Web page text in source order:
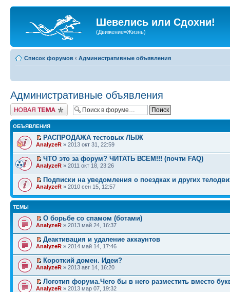
Шевелись или Сдохни!
(Движение=Жизнь)
Список форумов ‹ Административные объявления
Административные объявления
Начать новую тему
ОБЪЯВЛЕНИЯ
РАСПРОДАЖА тестовых ЛЫЖ
AnalyzeR » 2013 окт 31, 22:59
ЧТО это за форум? ЧИТАТЬ ВСЕМ!!! (почти FAQ)
AnalyzeR » 2011 окт 18, 23:26
Подписки на уведомления о поездках и других
AnalyzeR » 2010 сен 15, 12:57
ТЕМЫ
О борьбе со спамом (ботами)
AnalyzeR » 2013 май 24, 16:37
Деактивация и удаление аккаунтов
AnalyzeR » 2014 май 14, 17:46
Короткий домен. Идеи?
AnalyzeR » 2013 авг 14, 16:20
Логотип форума.Чего бы в него разместить вместо
AnalyzeR » 2013 мар 07, 19:32